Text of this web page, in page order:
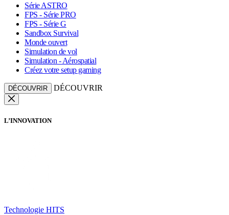
Série ASTRO
FPS - Série PRO
FPS - Série G
Sandbox Survival
Monde ouvert
Simulation de vol
Simulation - Aérospatial
Créez votre setup gaming
DÉCOUVRIR DÉCOUVRIR
L’INNOVATION
Technologie HITS